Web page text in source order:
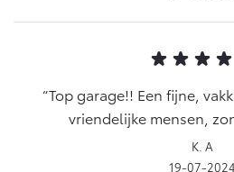
Top garage!! Een fijne,
vriendelijke mensen,
K. A
19-07-2024